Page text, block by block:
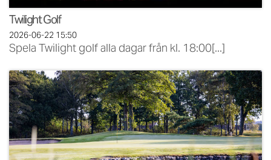
Twilight Golf
2026-06-2215:50
Spela Twilight golf alla dagar från kl. 18:00[...]